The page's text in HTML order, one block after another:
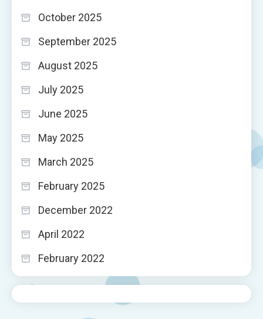
October 2025
September 2025
August 2025
July 2025
June 2025
May 2025
March 2025
February 2025
December 2022
April 2022
February 2022